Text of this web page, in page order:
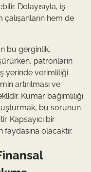
Dolayısıyla, iş
hem de
bu gerginlik,
patronların
yerinde verimliliği
artırılması ve
Kumar bağımlılığı
bu sorunun
Kapsayıcı bir
olacaktır.